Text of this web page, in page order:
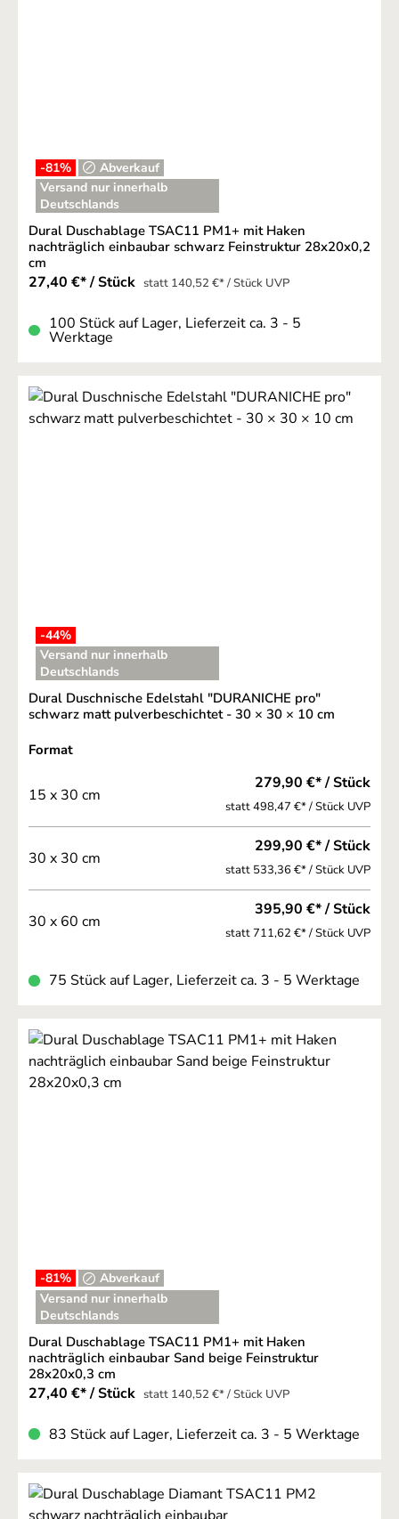
-81%
Abverkauf
Versand nur innerhalb
Deutschlands
Dural Duschablage TSAC11 PM1+ mit Haken
nachträglich einbaubar schwarz Feinstruktur 28x20x0,2
cm
27,40 €* / Stück statt 140,52 €* / Stück UVP
100 Stück auf Lager, Lieferzeit ca. 3 - 5
Werktage
-44%
Versand nur innerhalb
Deutschlands
Dural Duschnische Edelstahl "DURANICHE pro"
schwarz matt pulverbeschichtet - 30 × 30 × 10 cm
Formatauswählen
15 x 30 cm
279,90 €* / Stück
statt 498,47 €* / Stück UVP
30 x 30 cm
299,90 €* / Stück
statt 533,36 €* / Stück UVP
30 x 60 cm
395,90 €* / Stück
statt 711,62 €* / Stück UVP
75 Stück auf Lager, Lieferzeit ca. 3 - 5 Werktage
-81%
Abverkauf
Versand nur innerhalb
Deutschlands
Dural Duschablage TSAC11 PM1+ mit Haken
nachträglich einbaubar Sand beige Feinstruktur
28x20x0,3 cm
27,40 €* / Stück statt 140,52 €* / Stück UVP
83 Stück auf Lager, Lieferzeit ca. 3 - 5 Werktage